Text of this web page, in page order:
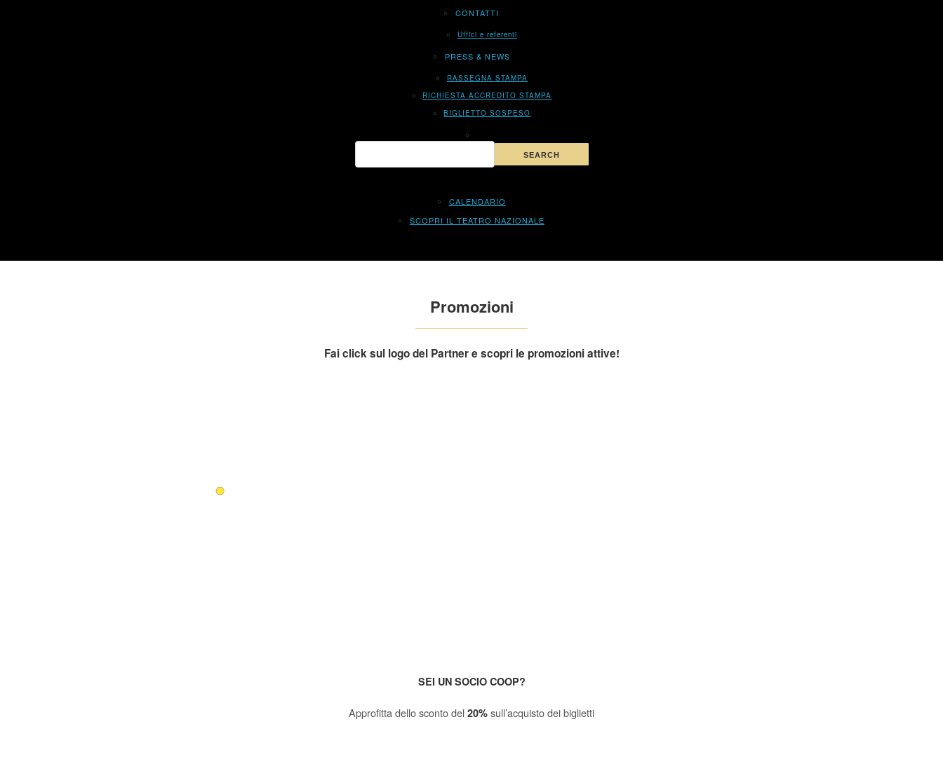
CONTATTI
Uffici e referenti
PRESS & NEWS
RASSEGNA STAMPA
RICHIESTA ACCREDITO STAMPA
BIGLIETTO SOSPESO
CALENDARIO
SCOPRI IL TEATRO NAZIONALE
Promozioni
Fai click sul logo del Partner e scopri le promozioni attive!
SEI UN SOCIO COOP?
Approfitta dello sconto del 20% sull’acquisto dei biglietti